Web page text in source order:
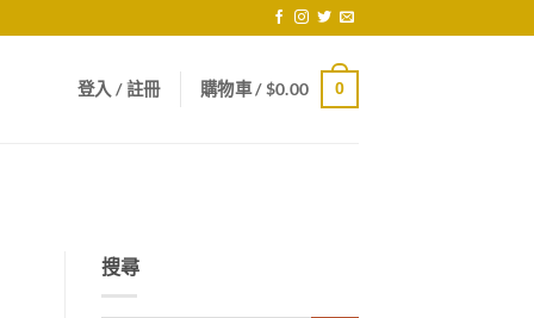
登入 / 註冊 購物車 /$0.00 0
搜尋